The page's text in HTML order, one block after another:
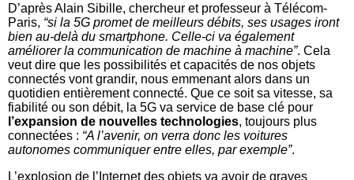
D’après Alain Sibille, chercheur et professeur à Télécom-
Paris, “si la 5G promet de meilleurs débits, ses usages iront
bien au-delà du smartphone. Celle-ci va également
améliorer la communication de machine à machine”. Cela
veut dire que les possibilités et capacités de nos objets
connectés vont grandir, nous emmenant alors dans un
quotidien entièrement connecté. Que ce soit sa vitesse, sa
fiabilité ou son débit, la 5G va service de base clé pour
l’expansion de nouvelles technologies, toujours plus
connectées : “A l’avenir, on verra donc les voitures
autonomes communiquer entre elles, par exemple”.
L’explosion de l’Internet des objets va avoir de graves